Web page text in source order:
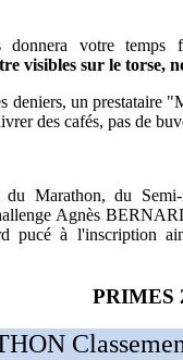
donnera votre temps
visibles sur le torse,
deniers, un prestataire
des cafés, pas de
du Marathon, du
Agnès
pucé à l'inscription